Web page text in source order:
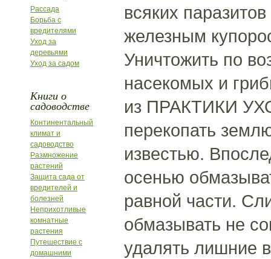
Рассада
Борьба с
вредителями
Уход за
деревьями
Уход за садом
Книги о
садоводстве
Континентальный
климат и
садоводство
Размножение
растений
Защита сада от
вредителей и
болезней
Неприхотливые
комнатные
растения
Путешествие с
домашними
всяких
железным
Уничтожить по
насекомых и
из ПРАКТИКИ
перекопать
известью.
осенью
равной части.
обмазывать не
удалять лишние